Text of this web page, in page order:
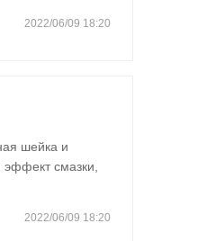
2022/06/09 18:20
шейка и
смазки,
2022/06/09 18:20